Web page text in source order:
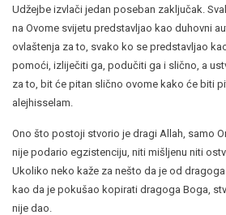
Udžejbe izvlači jedan poseban zaključak.
na Ovome svijetu predstavljao kao duhovni
ovlaštenja za to, svako ko se predstavljao
pomoći, izliječiti ga, podučiti ga i slično, a
za to, bit će pitan slično ovome kako će biti
alejhisselam.
Ono što postoji stvorio je dragi Allah, samo
nije podario egzistenciju, niti mišljenu niti
Ukoliko neko kaže za nešto da je od dragoga
kao da je pokušao kopirati dragoga Boga,
nije dao.